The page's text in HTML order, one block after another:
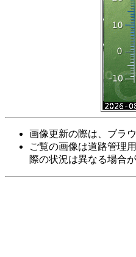
画像更新の際は、ブラ
ご覧の画像は道路管理
際の状況は異なる場合